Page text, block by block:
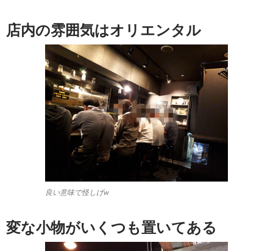
店内の雰囲気はオリエンタル
良い意味で怪しげw
変な小物がいくつも置いてある